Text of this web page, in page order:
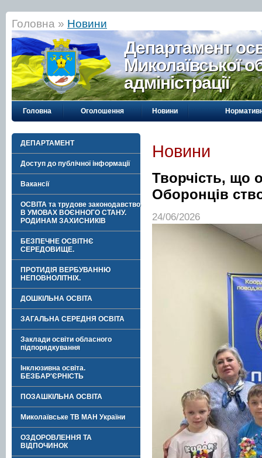
Головна » Новини
Департамент
Миколаївської
адміністрації
Головна Оголошення Новини
ДЕПАРТАМЕНТ
Доступ до публічної інформації
Вакансії
ОСВІТА та трудове законодавство
В УМОВАХ ВОЄННОГО СТАНУ.
РОДИНАМ ЗАХИСНИКІВ
БЕЗПЕЧНЕ ОСВІТНЄ
СЕРЕДОВИЩЕ.
ПРОТИДІЯ ВЕРБУВАННЮ
НЕПОВНОЛІТНІХ.
ДОШКІЛЬНА ОСВІТА
ЗАГАЛЬНА СЕРЕДНЯ ОСВІТА
Заклади освіти обласного
підпорядкування
Інклюзивна освіта.
БЕЗБАР'ЄРНІСТЬ
ПОЗАШКІЛЬНА ОСВІТА
Миколаївське ТВ МАН України
ОЗДОРОВЛЕННЯ ТА
ВІДПОЧИНОК
Новини
Творчість, що
Оборонців
24/06/2026